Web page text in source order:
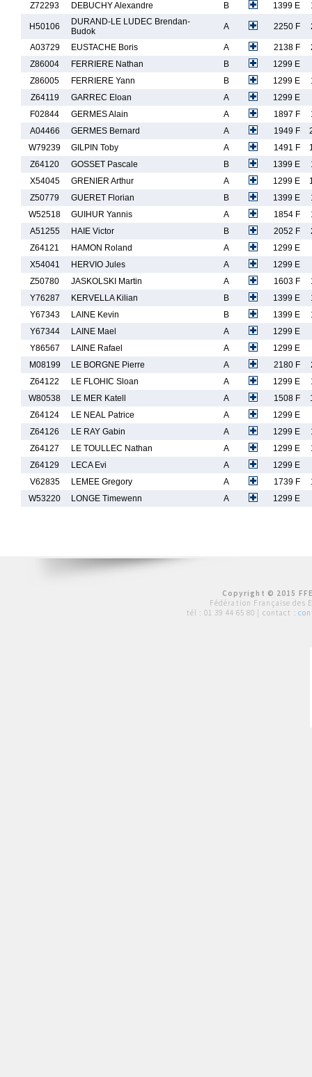
Z72293
DEBUCHY Alexandre B 1399 E
H50106
DURAND-LE LUDEC Brendan-
Budok
A 2250 F
A03729 EUSTACHE Boris A 2138 F
Z86004
FERRIERE Nathan B
1299 E
Z86005
FERRIERE Yann B 1299 E
Z64119
GARREC Eloan A
1299 E
F02844
GERMES Alain A 1897 F
A04466
GERMES Bernard A 1949 F
W79239
GILPIN Toby A 1491 F
Z64120
GOSSET Pascale B 1399 E
X54045
GRENIER Arthur A 1299 E
Z50779
GUERET Florian B 1399 E
W52518
GUIHUR Yannis A 1854 F
A51255
HAIE Victor B 2052 F
Z64121
HAMON Roland A
1299 E
X54041
HERVIO Jules A
1299 E
Z50780
JASKOLSKI Martin A 1603 F
Y76287
KERVELLA Kilian B 1399 E
Y67343
LAINE Kevin B 1399 E
Y67344
LAINE Mael A
1299 E
Y86567
LAINE Rafael A
1299 E
M08199
LE BORGNE Pierre A 2180 F
Z64122
LE FLOHIC Sloan A 1299 E
W80538
LE MER Katell A 1508 F
Z64124
LE NEAL Patrice A
1299 E
Z64126
LE RAY Gabin A 1299 E
Z64127
LE TOULLEC Nathan A 1299 E
Z64129
LECA Evi A
1299 E
V62835
LEMEE Gregory A 1739 F
W53220
LONGE Timewenn A 1299 E
Copyright © 2015
Fédération Française des
tél : 01 39 44 65 80 | contact :